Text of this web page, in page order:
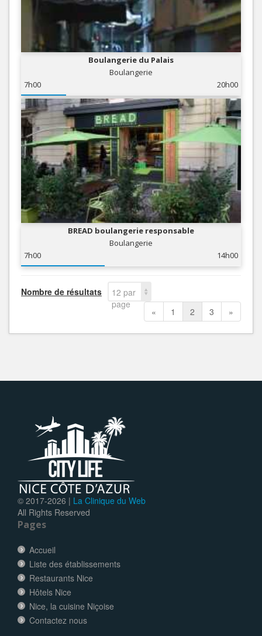
Boulangerie du Palais
Boulangerie
7h00
20h00
BREAD boulangerie responsable
Boulangerie
7h00
14h00
Nombre de résultats
12 par
page
« 1 2 3 »
© 2017-2026 | La Clinique du Web
All Rights Reserved
Pages
Accueil
Liste des établissements
Restaurants Nice
Hôtels Nice
Nice, la cuisine Niçoise
Contactez nous